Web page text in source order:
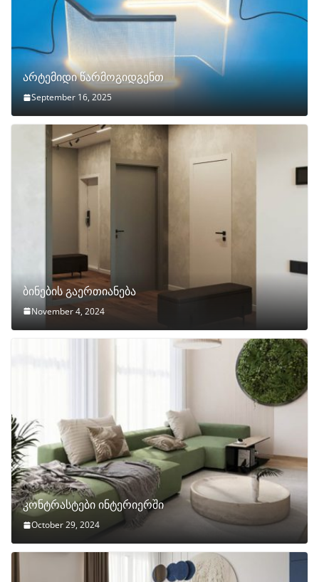
არტემიდი წარმოგიდგენთ
September 16, 2025
ბინების გაერთიანება
November 4, 2024
კონტრასტები ინტერიერში
October 29, 2024